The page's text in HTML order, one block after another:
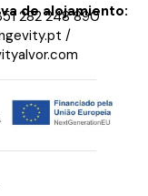
de alojamiento:
282 248 890
/